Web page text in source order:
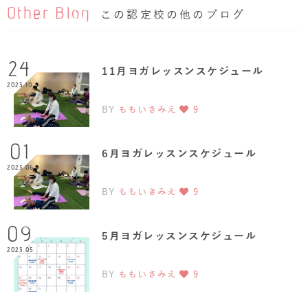
Other Blog この認定校の他のブログ
24
2023.10
11月ヨガレッスンスケジュール
BY ももいきみえ 9
01
2023.06
6月ヨガレッスンスケジュール
BY ももいきみえ 9
09
2023.05
5月ヨガレッスンスケジュール
BY ももいきみえ 9